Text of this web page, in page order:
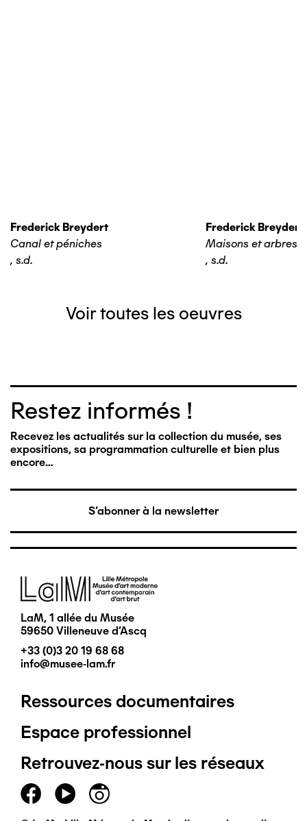
Frederick Breydert
Canal et péniches
, s.d.
Frederick Breydert
Maisons et arbres
, s.d.
Voir toutes les oeuvres
Restez informés !
Recevez les actualités sur la collection du musée, ses
expositions, sa programmation culturelle et bien plus
encore…
S'abonner à la newsletter
Image
LaM, 1 allée du Musée
59650 Villeneuve d'Ascq
+33 (0)3 20 19 68 68
info@musee-lam.fr
Pied
de
page
principal
Ressources documentaires
Espace professionnel
Retrouvez-nous sur les réseaux